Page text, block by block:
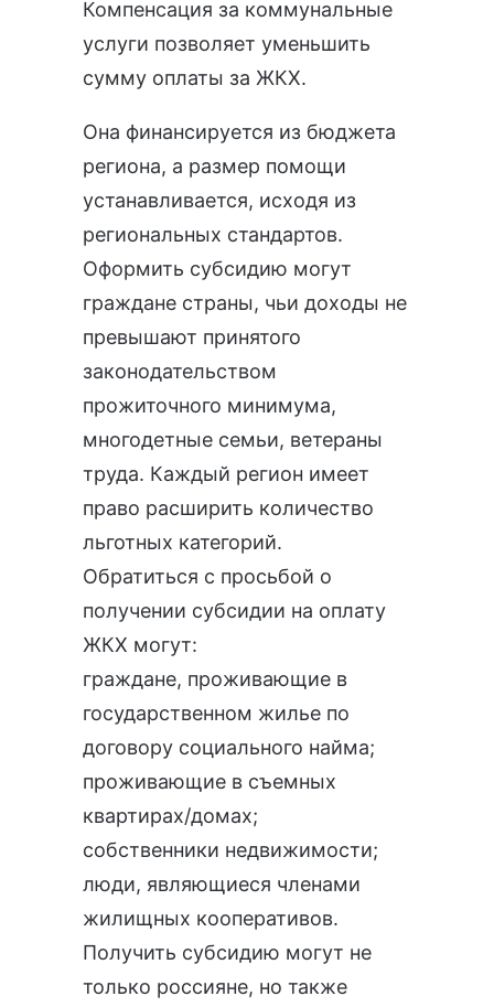
Компенсация за коммунальные
услуги позволяет уменьшить
сумму оплаты за ЖКХ.
Она финансируется из бюджета
региона, а размер помощи
устанавливается, исходя из
региональных стандартов.
Оформить субсидию могут
граждане страны, чьи доходы не
превышают принятого
законодательством
прожиточного минимума,
многодетные семьи, ветераны
труда. Каждый регион имеет
право расширить количество
льготных категорий.
Обратиться с просьбой о
получении субсидии на оплату
ЖКХ могут:
граждане, проживающие в
государственном жилье по
договору социального найма;
проживающие в съемных
квартирах/домах;
собственники недвижимости;
люди, являющиеся членами
жилищных кооперативов.
Получить субсидию могут не
только россияне, но также